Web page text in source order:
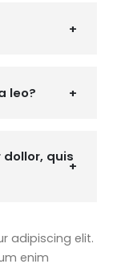
leo?
quis
adipiscing elit.
enim